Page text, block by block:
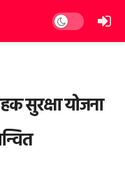
Dark mode
सुरक्षा योजना